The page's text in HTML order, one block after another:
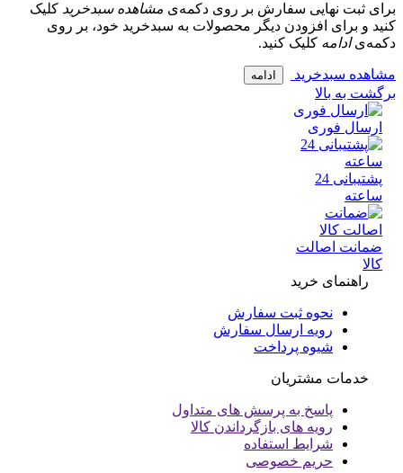
ثبت نهایی سفارش بر روی دکمه‌یمشاهده سبدخریدکلیک
و برای افزودن دیگر محصولات به سبدخرید خود، بر روی
ادامهکلیک کنید.
سبدخرید ادامه
به بالا
فوری
پشتیبانی 24
اصالت
راهنمای خرید
نحوه ثبت سفارش
رویه ارسال سفارش
شیوه پرداخت
خدمات مشتریان
پاسخ به پرسش های متداول
رویه های بازگرداندن کالا
شرایط استفاده
حریم خصوصی